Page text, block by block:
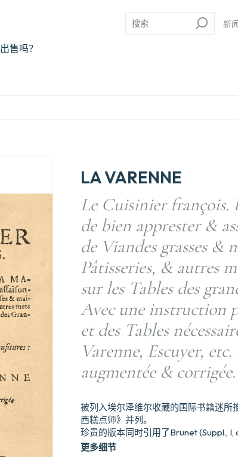
售吗？
新
LA VARENNE
Le Cuisinier françois.
de bien apprester &
de Viandes grasses &
Pâtisseries, & autres
sur les Tables des
Avec une instruction
et des Tables
Varenne, Escuyer,
augmentée & corrigée.
被列入埃尔泽维尔收藏的国际书籍迷所
西糕点师》并列。
珍贵的版本同时引用了Brunet (Suppl., I,
更多细节